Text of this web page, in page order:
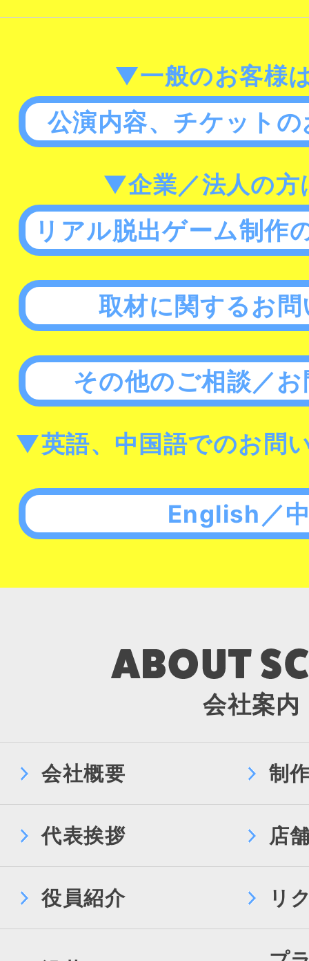
▼一般のお客様
公演内容、チケット
▼企業／法人の方
リアル脱出ゲーム制作
取材に関するお
その他のご相談／
▼英語、中国語でのお問
English／
会社案内
会社概要 制
代表挨拶 店
役員紹介 リ